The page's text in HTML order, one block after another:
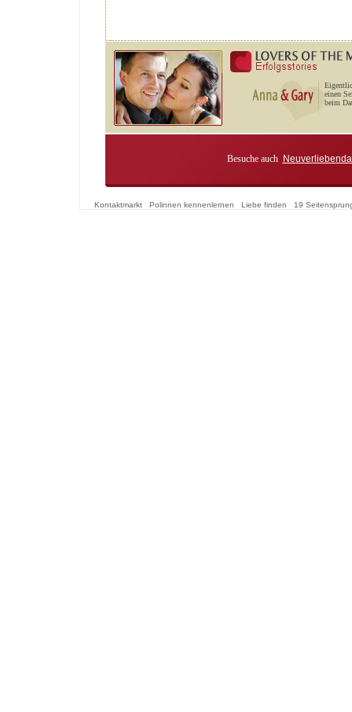
einen
beim
Besuche auch
Kontaktmarkt Polinnen kennenlernen Liebe finden 19